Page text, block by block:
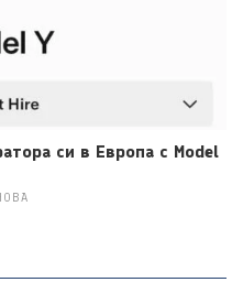
си в Европа с Model